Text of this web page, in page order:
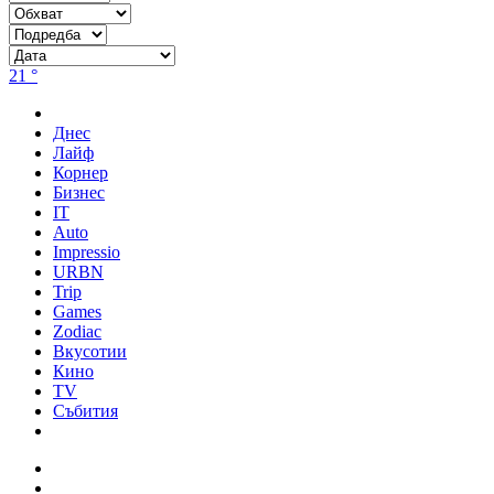
21 °
Днес
Лайф
Корнер
Бизнес
IT
Auto
Impressio
URBN
Trip
Games
Zodiac
Вкусотии
Кино
TV
Събития